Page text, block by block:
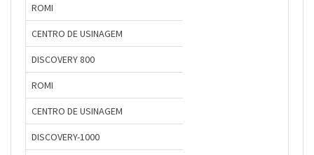
ROMI
CENTRO DE USINAGEM
DISCOVERY 800
ROMI
CENTRO DE USINAGEM
DISCOVERY-1000